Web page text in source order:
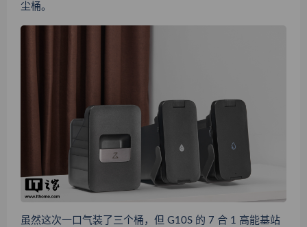
尘桶。
虽然这次一口气装了三个桶，但 G10S 的 7 合 1 高能基站